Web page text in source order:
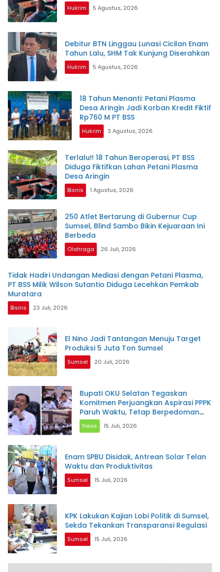
Hukrim 5 Agustus, 2026
Debitur BTN Linggau Lunasi Cicilan Enam
Tahun Lalu, SHM Tak Kunjung Diserahkan
Hukrim 5 Agustus, 2026
18 Tahun Menanti: Petani Plasma
Desa Aringin Jadi Korban Kredit Fiktif
Rp760 M PT BSS
Hukrim 3 Agustus, 2026
Terlalu!! 18 Tahun Beroperasi, PT BSS
Diduga Fiktifkan Lahan Petani Plasma
Desa Aringin
Bisnis 1 Agustus, 2026
250 Atlet Bertarung di Gubernur Cup
Sumsel, Blind Sambo Bikin Kejuaraan Ini
Berbeda
Olahraga 26 Juli, 2026
Tidak Hadiri Undangan Mediasi dengan Petani Plasma,
PT BSS Milik Wilson Sutantio Diduga Lecehkan Pemkab
Muratara
Bisnis 23 Juli, 2026
El Nino Jadi Tantangan Menuju Target
Produksi 5 Juta Ton Sumsel
Sumsel 20 Juli, 2026
Bupati OKU Selatan Tegaskan
Komitmen Perjuangkan Aspirasi PPPK
Paruh Waktu, Tetap Berpedoman
pada Regulasi dan Kemampuan
Daerah
News 15 Juli, 2026
Enam SPBU Disidak, Antrean Solar Telan
Waktu dan Produktivitas
Sumsel 15 Juli, 2026
KPK Lakukan Kajian Lobi Politik di Sumsel,
Sekda Tekankan Transparansi Regulasi
Sumsel 15 Juli, 2026